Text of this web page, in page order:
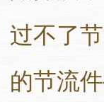
过不了
的节流